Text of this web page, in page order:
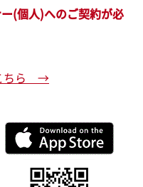
(個人)へのご契約が必
ちら →